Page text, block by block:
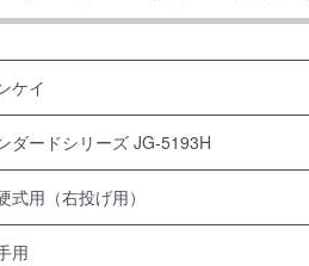
ケイ
ダードシリーズ JG-5193H
式用（右投げ用）
用